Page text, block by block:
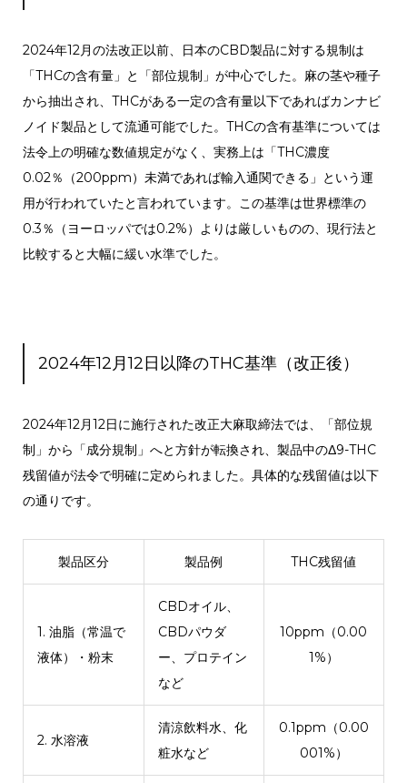
2024年12月の法改正以前、日本のCBD製品に対する規制は
「THCの含有量」と「部位規制」が中心でした。麻の茎や種子
から抽出され、THCがある一定の含有量以下であればカンナビ
ノイド製品として流通可能でした。 THCの含有基準については
法令上の明確な数値規定がなく、実務上は「THC濃度
0.02％（200ppm）未満であれば輸入通関できる」という運
用が行われていたと言われています。 この基準は世界標準の
0.3％（ヨーロッパでは0.2%）よりは厳しいものの、現行法と
比較すると大幅に緩い水準でした。
2024年12月12日以降のTHC基準（改正後）
2024年12月12日に施行された改正大麻取締法では、「部位規
制」から「成分規制」へと方針が転換され、製品中のΔ9-THC
残留値が法令で明確に定められました。 具体的な残留値は以下
の通りです。
製品区分 製品例 THC残留値
1. 油脂（常温で
液体）・粉末
CBDオイル、
CBDパウダ
ー、プロテイン
など
10ppm（0.00
1%）
2. 水溶液
清涼飲料水、化
粧水など
0.1ppm（0.00
001%）